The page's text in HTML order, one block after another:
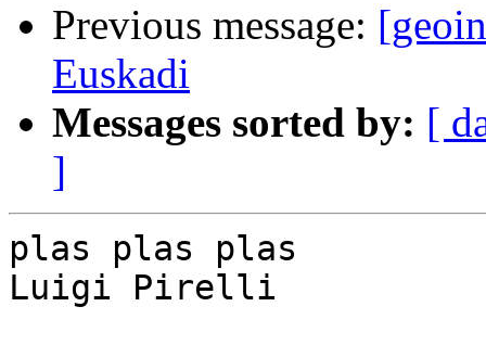
Previous message:
Euskadi
Messages sorted by: [
]
plas plas plas
Luigi Pirelli